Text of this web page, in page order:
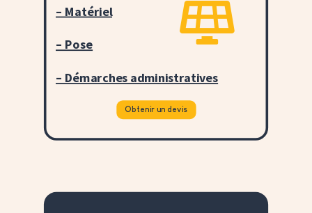

– Matériel
– Pose
– Démarches administratives
Obtenir un devis